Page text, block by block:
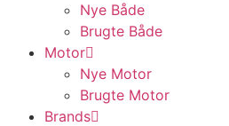
Nye Både
Brugte Både
Motor
Nye Motor
Brugte Motor
Brands